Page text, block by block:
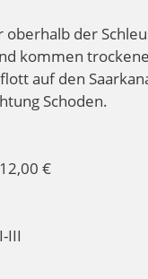
der
kommen
auf den
Schoden.
€
III